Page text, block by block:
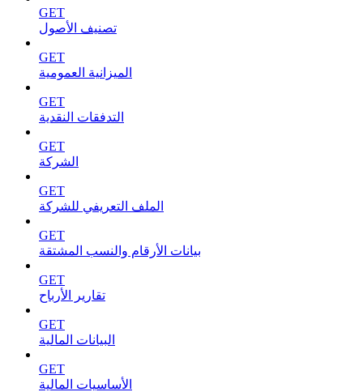
GET
تصنيف الأصول
GET
الميزانية العمومية
GET
التدفقات النقدية
GET
الشركة
GET
الملف التعريفي للشركة
GET
بيانات الأرقام والنسب المشتقة
GET
تقارير الأرباح
GET
البيانات المالية
GET
الأساسيات المالية